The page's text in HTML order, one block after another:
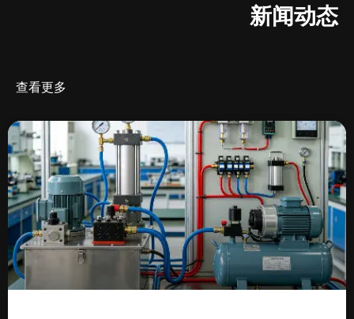
新闻动态
查看更多